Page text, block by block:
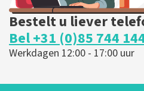
Bestelt u liever
Bel +31 (0)85 744
Werkdagen 12:00 - 17:00 uur